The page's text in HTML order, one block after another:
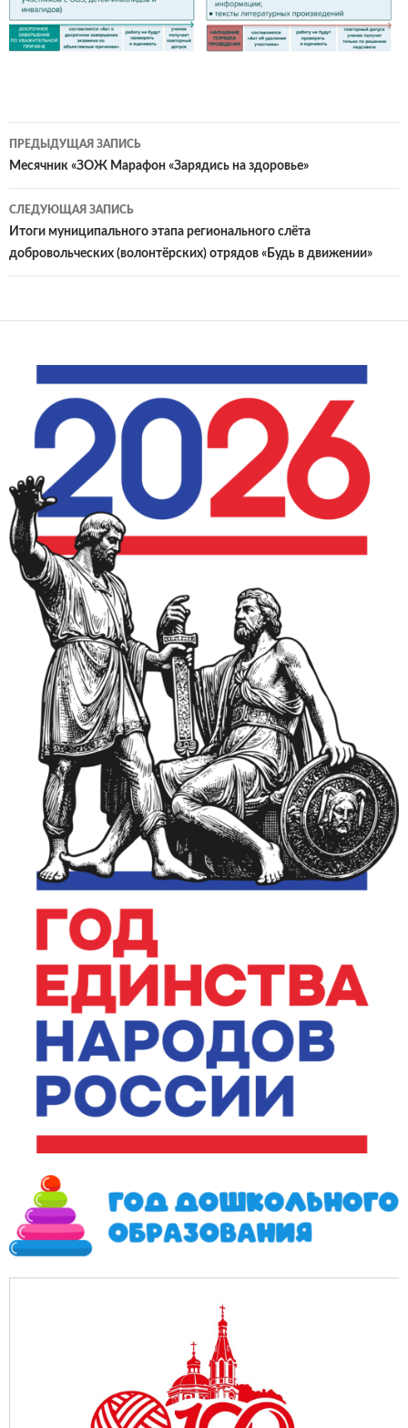
Навигация
по
записям
ПРЕДЫДУЩАЯ ЗАПИСЬ
Месячник «ЗОЖ Марафон «Зарядись на здоровье»
СЛЕДУЮЩАЯ ЗАПИСЬ
Итоги муниципального этапа регионального слёта
добровольческих (волонтёрских) отрядов «Будь в движении»